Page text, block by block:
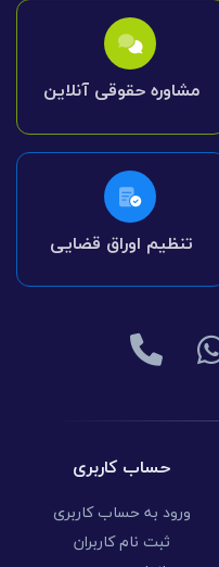
مشاوره حقوقی آنلاین
تنظیم اوراق قضایی
حساب کاربری
ورود به حساب کاربری
ثبت نام کاربران